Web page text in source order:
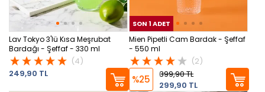
Lav Tokyo 3'lü Kısa Meşrubat
Bardağı - Şeffaf - 330 ml
(4)
249,90 TL
SON 1 ADET
Mien Pipetli Cam Bardak - Şeffaf
- 550 ml
(2)
%25
399,90 TL
299,90 TL